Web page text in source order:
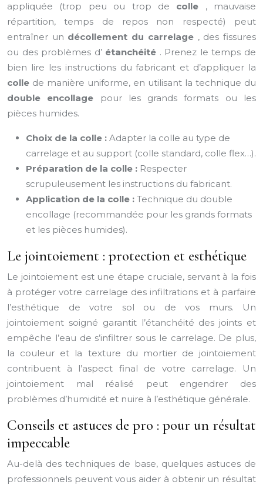
appliquée (trop peu ou trop de colle , mauvaise
répartition, temps de repos non respecté) peut
entraîner un décollement du carrelage , des fissures
ou des problèmes d’ étanchéité . Prenez le temps de
bien lire les instructions du fabricant et d’appliquer la
colle de manière uniforme, en utilisant la technique du
double encollage pour les grands formats ou les
pièces humides.
Choix de la colle : Adapter la colle au type de
carrelage et au support (colle standard, colle flex…).
Préparation de la colle : Respecter
scrupuleusement les instructions du fabricant.
Application de la colle : Technique du double
encollage (recommandée pour les grands formats
et les pièces humides).
Le jointoiement : protection et esthétique
Le jointoiement est une étape cruciale, servant à la fois
à protéger votre carrelage des infiltrations et à parfaire
l’esthétique de votre sol ou de vos murs. Un
jointoiement soigné garantit l’étanchéité des joints et
empêche l’eau de s’infiltrer sous le carrelage. De plus,
la couleur et la texture du mortier de jointoiement
contribuent à l’aspect final de votre carrelage. Un
jointoiement mal réalisé peut engendrer des
problèmes d’humidité et nuire à l’esthétique générale.
Conseils et astuces de pro : pour un résultat
impeccable
Au-delà des techniques de base, quelques astuces de
professionnels peuvent vous aider à obtenir un résultat